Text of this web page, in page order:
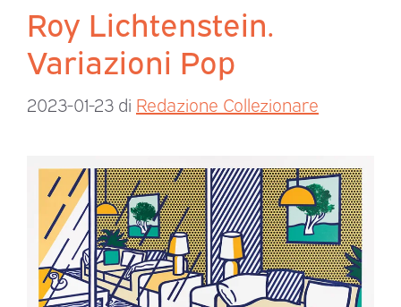
Roy Lichtenstein.
Variazioni Pop
2023-01-23 di Redazione Collezionare